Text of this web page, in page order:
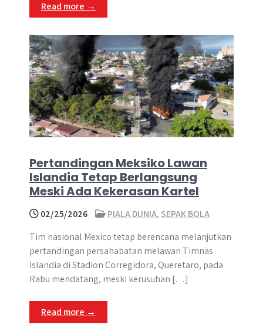
Read more →
Pertandingan Meksiko Lawan
Islandia Tetap Berlangsung
Meski Ada Kekerasan Kartel
02/25/2026 PIALA DUNIA, SEPAK BOLA
Tim nasional Mexico tetap berencana melanjutkan
pertandingan persahabatan melawan Timnas
Islandia di Stadion Corregidora, Queretaro, pada
Rabu mendatang, meski kerusuhan […]
Read more →